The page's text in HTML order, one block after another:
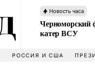
Новость часа
Черноморский
катер ВСУ
РОССИЯ И США